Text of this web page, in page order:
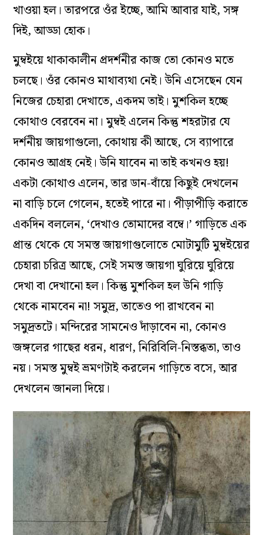
খাওয়া হল। তারপরে ওঁর ইচ্ছে, আমি আবার যাই, সঙ্গ
দিই, আড্ডা হোক।
মুম্বইয়ে থাকাকালীন প্রদর্শনীর কাজ তো কোনও মতে
চলছে। ওঁর কোনও মাথাব্যথা নেই। উনি এসেছেন যেন
নিজের চেহারা দেখাতে, একদম তাই। মুশকিল হচ্ছে
কোথাও বেরবেন না। মুম্বই এলেন কিন্তু শহরটার যে
দর্শনীয় জায়গাগুলো, কোথায় কী আছে, সে ব্যাপারে
কোনও আগ্রহ নেই। উনি যাবেন না তাই কখনও হয়!
একটা কোথাও এলেন, তার ডান-বাঁয়ে কিছুই দেখলেন
না বাড়ি চলে গেলেন, হতেই পারে না। পীড়াপীড়ি করাতে
একদিন বললেন, ‘দেখাও তোমাদের বম্বে।’ গাড়িতে এক
প্রান্ত থেকে যে সমস্ত জায়গাগুলোতে মোটামুটি মুম্বইয়ের
চেহারা চরিত্র আছে, সেই সমস্ত জায়গা ঘুরিয়ে ঘুরিয়ে
দেখা বা দেখানো হল। কিন্তু মুশকিল হল উনি গাড়ি
থেকে নামবেন না! সমুদ্র, তাতেও পা রাখবেন না
সমুদ্রতটে। মন্দিরের সামনেও দাঁড়াবেন না, কোনও
জঙ্গলের গাছের ধরন, ধারণ, নিরিবিলি-নিস্তব্ধতা, তাও
নয়। সমস্ত মুম্বই ভ্রমণটাই করলেন গাড়িতে বসে, আর
দেখলেন জানলা দিয়ে।